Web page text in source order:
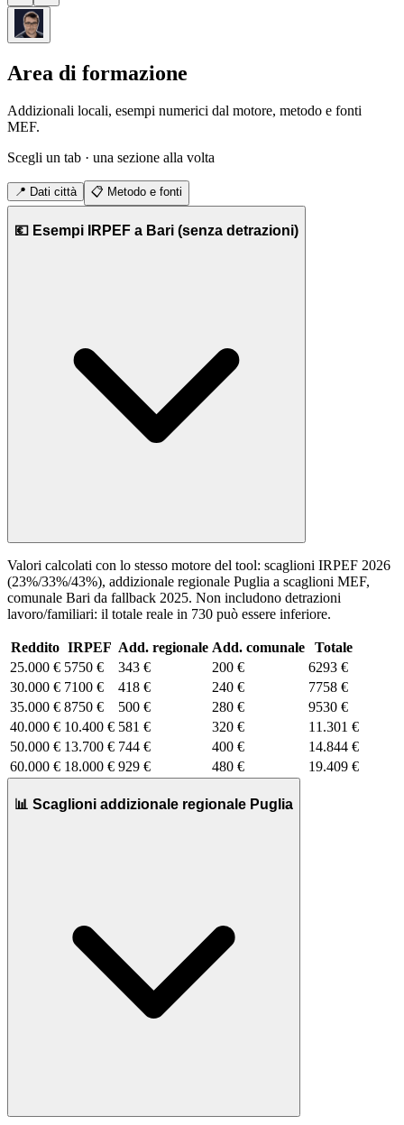
Area di formazione
Addizionali locali, esempi numerici dal motore, metodo e fonti
MEF.
Scegli un tab · una sezione alla volta
📍 Dati città 📋 Metodo e fonti
💶 Esempi IRPEF a Bari (senza detrazioni)
Valori calcolati con lo stesso motore del tool: scaglioni IRPEF 2026
(23%/33%/43%), addizionale regionale Puglia a scaglioni MEF,
comunale Bari da fallback 2025. Non includono detrazioni
lavoro/familiari: il totale reale in 730 può essere inferiore.
Reddito IRPEF Add. regionale Add. comunale
Totale
25.000 € 5750 € 343 € 200 €
6293 €
30.000 € 7100 € 418 € 240 €
7758 €
35.000 € 8750 € 500 € 280 €
9530 €
40.000 € 10.400 € 581 € 320 €
11.301 €
50.000 € 13.700 € 744 € 400 €
14.844 €
60.000 € 18.000 € 929 € 480 € 19.409 €
📊 Scaglioni addizionale regionale Puglia